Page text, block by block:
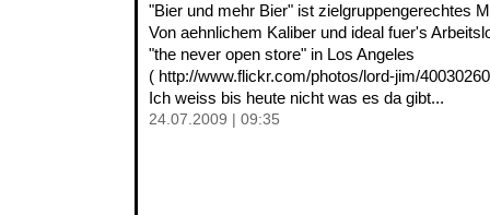
"Bier und mehr Bier" ist zielgruppengerechtes
Von aehnlichem Kaliber und ideal fuer's
"the never open store" in Los Angeles
( http://www.flickr.com/photos/lord-jim/
Ich weiss bis heute nicht was es da gibt...
24.07.2009 | 09:35